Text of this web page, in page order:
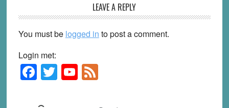
Interactions
LEAVE A REPLY
You must be logged in to post a comment.
Login met:
Primary
Sidebar
F
a
T
wi
Y
o
F